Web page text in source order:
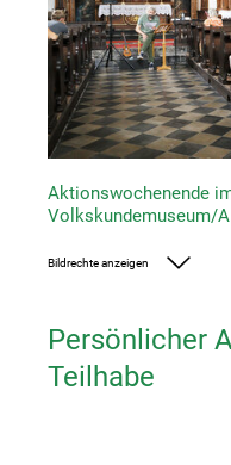
Aktionswochenende
Volkskundemuseum/
Bildrechte anzeigen
Persönlicher
Teilhabe